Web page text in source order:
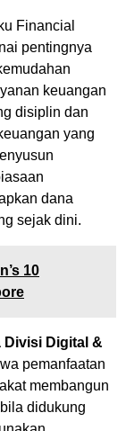
Financial
pentingnya
keuangan
disiplin dan
yang
dana
sejak dini.
10
Divisi Digital &
pemanfaatan
membangun
didukung